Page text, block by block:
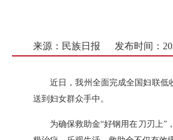
来源：民族日报 发布时间：
近日，我州全面完成全国妇联低
送到妇女群众手中。
为确保救助金“好钢用在刀刃上